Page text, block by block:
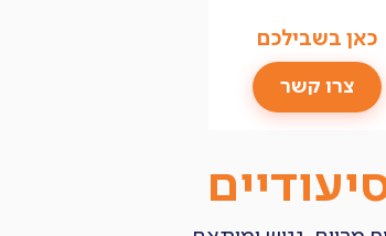
צרו קשר
כאן בשבילכם